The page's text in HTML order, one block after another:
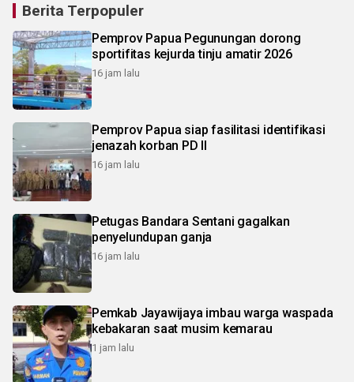
Berita Terpopuler
Pemprov Papua Pegunungan dorong
sportifitas kejurda tinju amatir 2026
16 jam lalu
Pemprov Papua siap fasilitasi identifikasi
jenazah korban PD II
16 jam lalu
Petugas Bandara Sentani gagalkan
penyelundupan ganja
16 jam lalu
Pemkab Jayawijaya imbau warga waspada
kebakaran saat musim kemarau
1 jam lalu